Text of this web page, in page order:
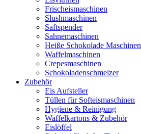
Frischeismaschinen
Slushmaschinen
Saftspender
Sahnemaschinen
Heiße Schokolade Maschinen
Waffelmaschinen
Crepesmaschinen
Schokoladenschmelzer
Zubehör
Eis Aufsteller
Tüllen für Softeismaschinen
Hygiene & Reinigung
Waffelkartons & Zubehör
Eislöffel